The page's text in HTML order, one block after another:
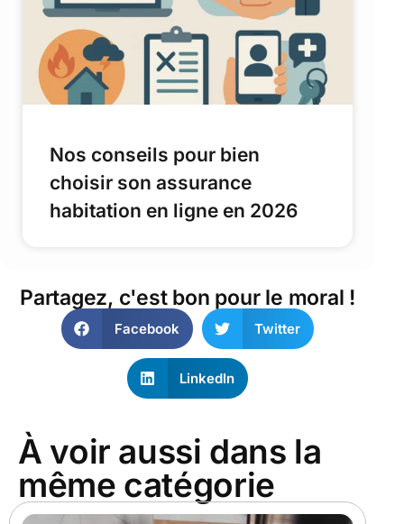
Nos conseils pour bien
choisir son assurance
habitation en ligne en 2026
Partagez, c'est bon pour le moral !
Facebook Twitter
LinkedIn
À voir aussi dans la
même catégorie